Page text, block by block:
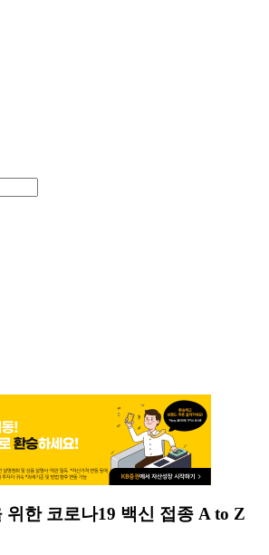
위한 코로나19 백신 접종 A to Z